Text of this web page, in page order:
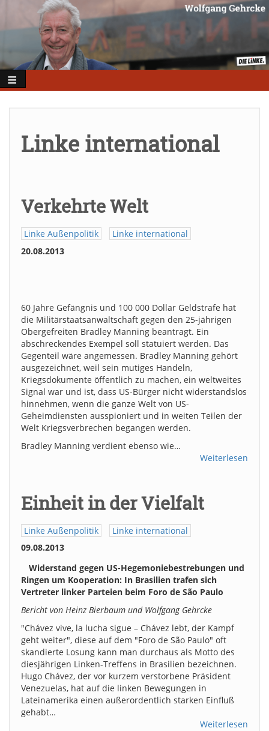
Inhalt
Linke international
Verkehrte Welt
Linke Außenpolitik
Linke international
20.08.2013
60 Jahre Gefängnis und 100 000 Dollar Geldstrafe hat
die Militärstaatsanwaltschaft gegen den 25-jährigen
Obergefreiten Bradley Manning beantragt. Ein
abschreckendes Exempel soll statuiert werden. Das
Gegenteil wäre angemessen. Bradley Manning gehört
ausgezeichnet, weil sein mutiges Handeln,
Kriegsdokumente öffentlich zu machen, ein weltweites
Signal war und ist, dass US-Bürger nicht widerstandslos
hinnehmen, wenn die ganze Welt von US-
Geheimdiensten ausspioniert und in weiten Teilen der
Welt Kriegsverbrechen begangen werden.
Bradley Manning verdient ebenso wie…
Weiterlesen
Einheit in der Vielfalt
Linke Außenpolitik
Linke international
09.08.2013
Widerstand gegen US-Hegemoniebestrebungen und
Ringen um Kooperation: In Brasilien trafen sich
Vertreter linker Parteien beim Foro de São Paulo
Bericht von Heinz Bierbaum und Wolfgang Gehrcke
"Chávez vive, la lucha sigue – Chávez lebt, der Kampf
geht weiter", diese auf dem "Foro de São Paulo" oft
skandierte Losung kann man durchaus als Motto des
diesjährigen Linken-Treffens in Brasilien bezeichnen.
Hugo Chávez, der vor kurzem verstorbene Präsident
Venezuelas, hat auf die linken Bewegungen in
Lateinamerika einen außerordentlich starken Einfluß
gehabt…
Weiterlesen